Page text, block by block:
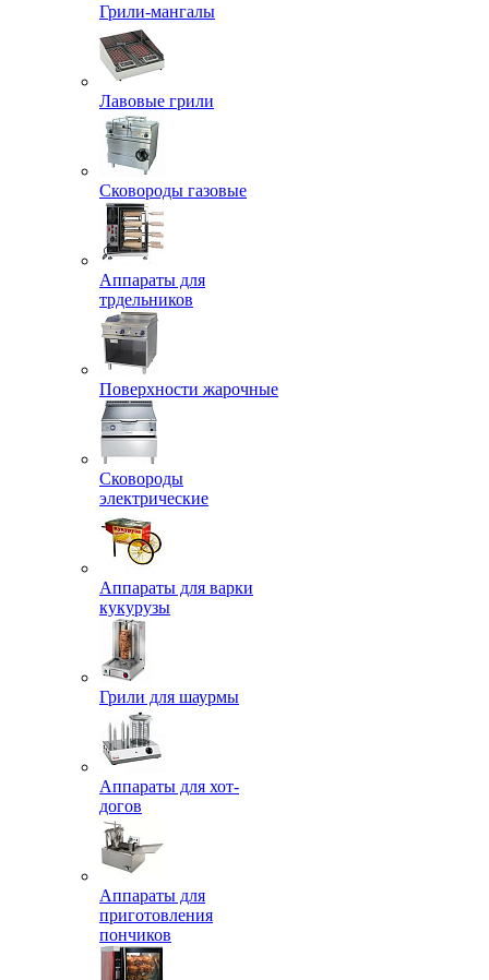
Грили-мангалы
Лавовые грили
Сковороды газовые
Аппараты для
трдельников
Поверхности жарочные
Сковороды
электрические
Аппараты для варки
кукурузы
Грили для шаурмы
Аппараты для хот-
догов
Аппараты для
приготовления
пончиков